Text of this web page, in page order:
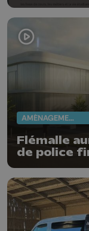
AMÉNAGEMENT DU TERRITOIRE
Flémalle
de police